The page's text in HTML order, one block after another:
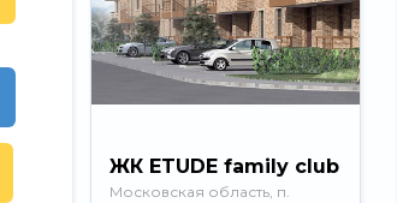
ЖК ETUDE family club
Московская область, п.